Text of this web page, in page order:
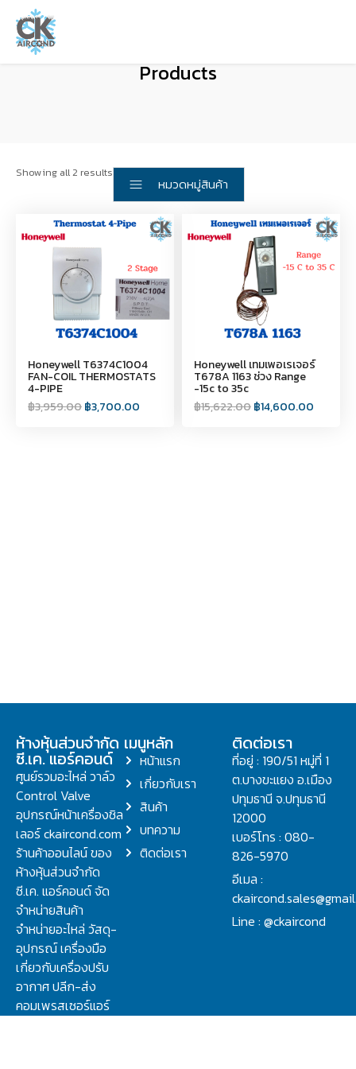
Products
Showing all 2 results
หมวดหมู่สินค้า
Honeywell T6374C1004
FAN-COIL THERMOSTATS
4-PIPE
฿3,959.00฿3,700.00
Honeywell เทมเพอเรเจอร์
T678A 1163 ช่วง Range
-15c to 35c
฿15,622.00฿14,600.00
ห้างหุ้นส่วนจำกัด
ซี.เค. แอร์คอนด์
ศูนย์รวมอะไหล่ วาล์ว
Control Valve
อุปกรณ์หน้าเครื่องชิล
เลอร์ ckaircond.com
ร้านค้าออนไลน์ ของ
ห้างหุ้นส่วนจำกัด
ซี.เค. แอร์คอนด์ จัด
จำหน่ายสินค้า
จำหน่ายอะไหล่ วัสดุ-
อุปกรณ์ เครื่องมือ
เกี่ยวกับเครื่องปรับ
อากาศ ปลีก-ส่ง
คอมเพรสเซอร์แอร์
เมนูหลัก
หน้าแรก
เกี่ยวกับเรา
สินค้า
บทความ
ติดต่อเรา
ติดต่อเรา
ที่อยู่ : 190/51 หมู่ที่ 1
ต.บางขะแยง อ.เมือง
ปทุมธานี จ.ปทุมธานี
12000
เบอร์โทร : 080-
826-5970
อีเมล :
Line : @ckaircond